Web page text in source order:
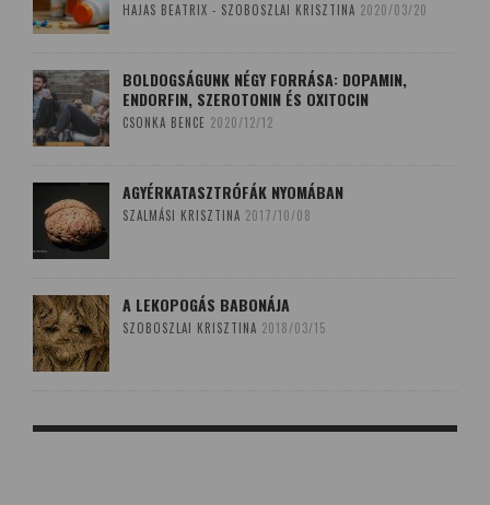
HAJAS BEATRIX - SZOBOSZLAI KRISZTINA 2020/03/20
BOLDOGSÁGUNK NÉGY FORRÁSA: DOPAMIN,
ENDORFIN, SZEROTONIN ÉS OXITOCIN
CSONKA BENCE 2020/12/12
AGYÉRKATASZTRÓFÁK NYOMÁBAN
SZALMÁSI KRISZTINA 2017/10/08
A LEKOPOGÁS BABONÁJA
SZOBOSZLAI KRISZTINA 2018/03/15